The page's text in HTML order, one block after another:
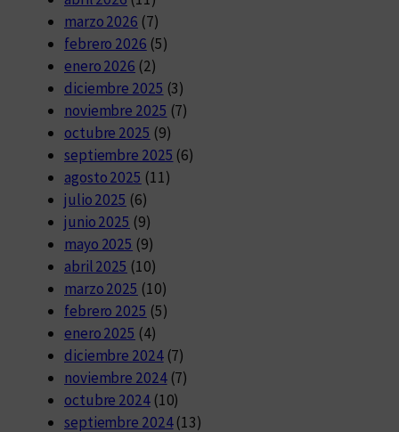
marzo 2026 (7)
febrero 2026 (5)
enero 2026 (2)
diciembre 2025 (3)
noviembre 2025 (7)
octubre 2025 (9)
septiembre 2025 (6)
agosto 2025 (11)
julio 2025 (6)
junio 2025 (9)
mayo 2025 (9)
abril 2025 (10)
marzo 2025 (10)
febrero 2025 (5)
enero 2025 (4)
diciembre 2024(7)
noviembre 2024(7)
octubre 2024(10)
septiembre 2024(13)